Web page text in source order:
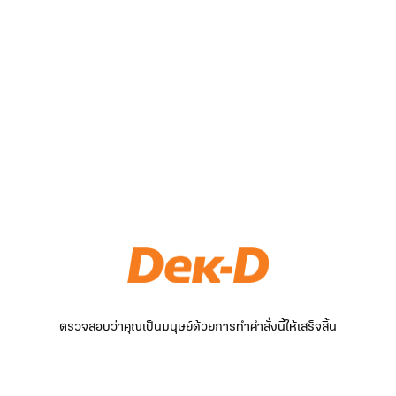
ตรวจสอบว่าคุณเป็นมนุษย์ด้วยการทำคำสั่งนี้ให้เสร็จสิ้น